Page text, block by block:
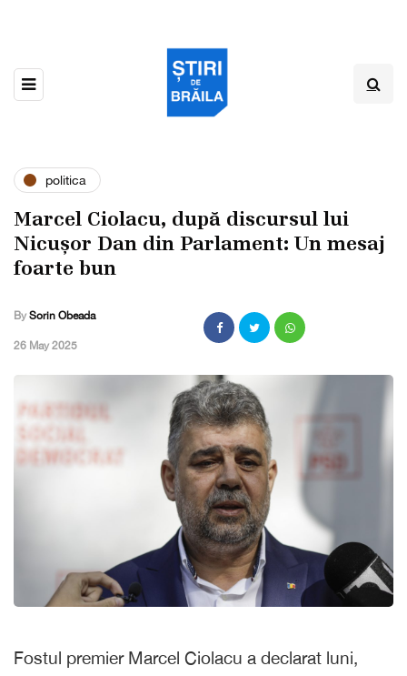
politica
Marcel Ciolacu, după discursul lui
Nicușor Dan din Parlament: Un mesaj
foarte bun
By Sorin Obeada
,26 May 2025
Fostul premier Marcel Ciolacu a declarat luni,